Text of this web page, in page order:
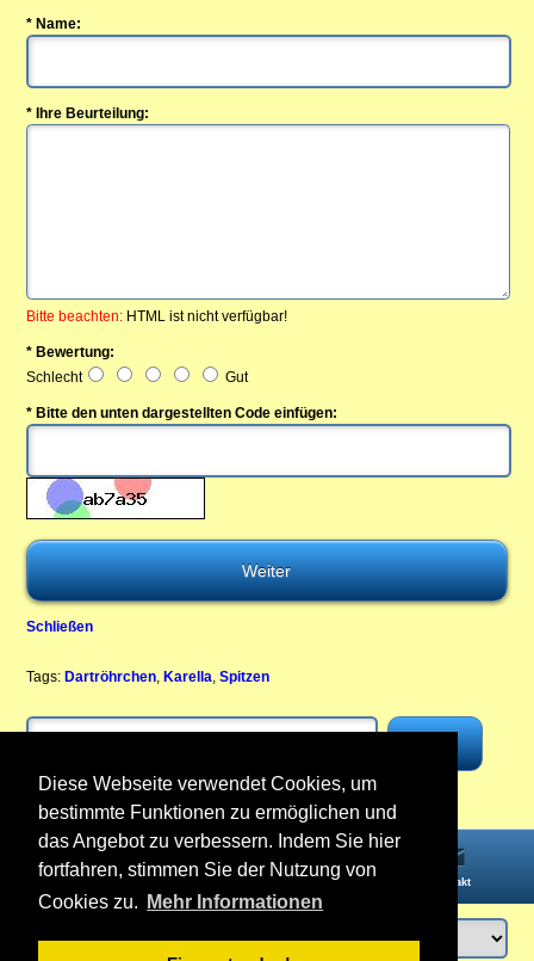
Diese Webseite verwendet Cookies, um
bestimmte Funktionen zu ermöglichen und
das Angebot zu verbessern. Indem Sie hier
fortfahren, stimmen Sie der Nutzung von
Cookies zu.
Mehr Informationen
* Name:
* Ihre Beurteilung:
Bitte beachten: HTML ist nicht verfügbar!
* Bewertung:
Schlecht
Gut
* Bitte den unten dargestellten Code einfügen:
Schließen
Tags: Dartröhrchen ,Karella ,Spitzen
Konto Kontakt